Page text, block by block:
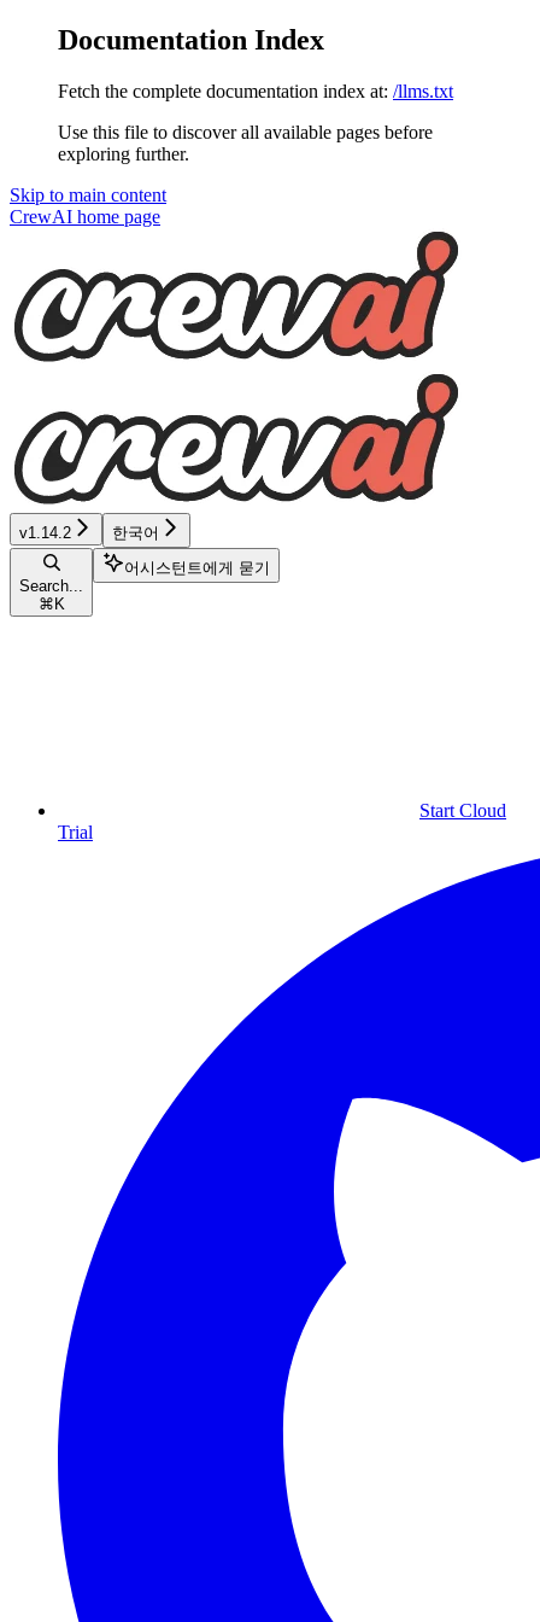
Documentation Index
Fetch the complete documentation index at: /llms.txt
Use this file to discover all available pages before
exploring further.
Skip to main content
CrewAI home page
v1.14.2 한국어
Search...
⌘ K
어시스턴트에게 묻기
Start Cloud
Trial